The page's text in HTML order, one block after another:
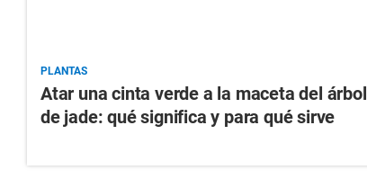
PLANTAS
Atar una cinta verde a la maceta del árbol
de jade: qué significa y para qué sirve